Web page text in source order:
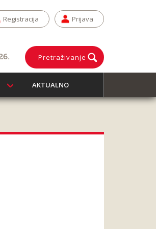
Registracija Prijava
Pretraživanje
AKTUALNO